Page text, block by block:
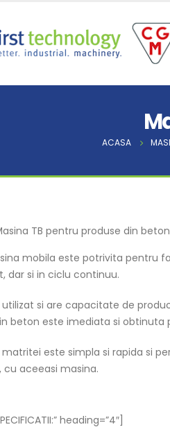
ACASA
TB pentru produse din
mobila este potrivita pentru
dar si in ciclu continuu.
utilizat si are capacitate de
beton este imediata si obtinuta
este simpla si rapida si
cu aceeasi masina.
heading=”4″]